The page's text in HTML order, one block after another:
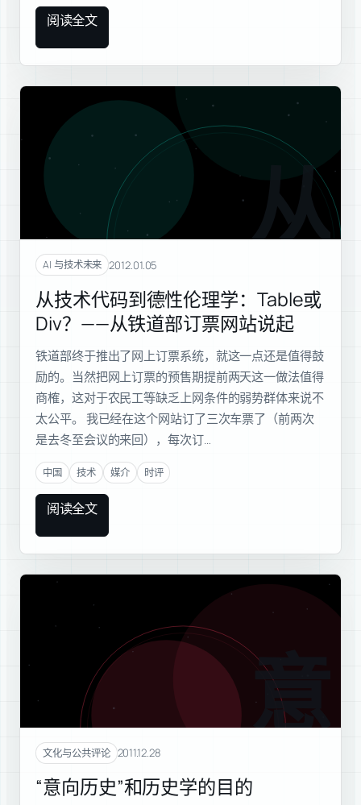
阅读全文
从技
AI 与技术未来 2012.01.05
从技术代码到德性伦理学：Table或
Div？——从铁道部订票网站说起
铁道部终于推出了网上订票系统，就这一点还是值得鼓
励的。当然把网上订票的预售期提前两天这一做法值得
商榷，这对于农民工等缺乏上网条件的弱势群体来说不
太公平。 我已经在这个网站订了三次车票了（前两次
是去冬至会议的来回），每次订…
中国 技术 媒介 时评
阅读全文
意向
文化与公共评论 2011.12.28
“意向历史”和历史学的目的